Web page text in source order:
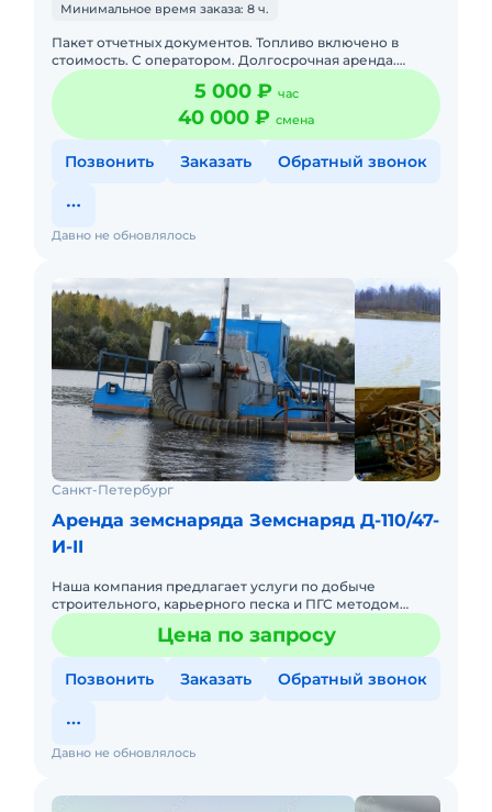
Минимальное время заказа: 8 ч.
Пакет отчетных документов. Топливо включено в
стоимость. С оператором. Долгосрочная аренда.
Доставка силами заказчика.
5 000 ₽ час
40 000 ₽ смена
Позвонить Заказать Обратный звонок
Давно не обновлялось
Санкт-Петербург
Аренда земснаряда Земснаряд Д-110/47-
И-II
Наша компания предлагает услуги по добыче
строительного, карьерного песка и ПГС методом
гидронамыва с использованием средств
гидромеханизации (земснарядов) с вн
Цена по запросу
Позвонить Заказать Обратный звонок
Давно не обновлялось